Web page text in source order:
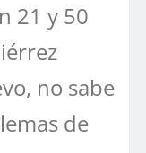
21 y 50
no sabe
de